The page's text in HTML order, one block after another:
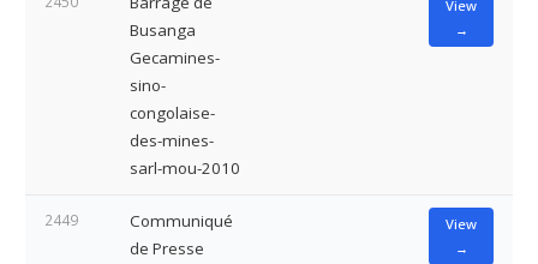
Busanga
Gecamines-
sino-
congolaise-
des-mines-
sarl-mou-2010
View
→
2449
Communiqué
de Presse
View
→